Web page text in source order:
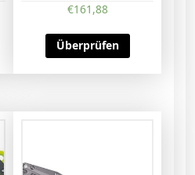
€161,88
Überprüfen